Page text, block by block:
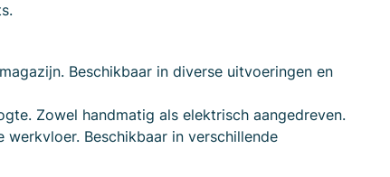
Beschikbaar in diverse uitvoeringen en
Zowel handmatig als elektrisch aangedreven.
Beschikbaar in verschillende